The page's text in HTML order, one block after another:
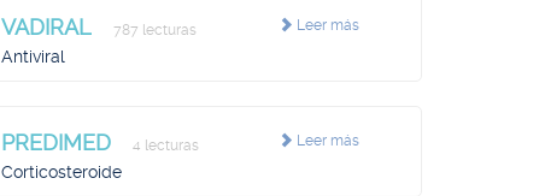
Leer más
VADIRAL 787 lecturas
Antiviral
Leer más
PREDIMED 4 lecturas
Corticosteroide